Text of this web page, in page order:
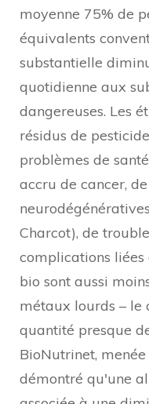
moyenne 75% de
équivalents
substantielle
quotidienne aux
dangereuses. Les
résidus de
problèmes de
accru de cancer,
Charcot), de
complications
bio sont aussi
métaux lourds – le
quantité presque
BioNutrinet,
démontré qu'une